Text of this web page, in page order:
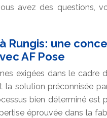
avez des questions,
Rungis: une
AF Pose
exigées dans le cadre
la solution préconnisée
bien déterminé est
éprouvée dans la